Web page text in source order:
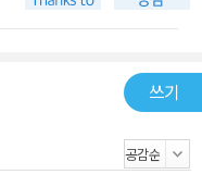
쓰기